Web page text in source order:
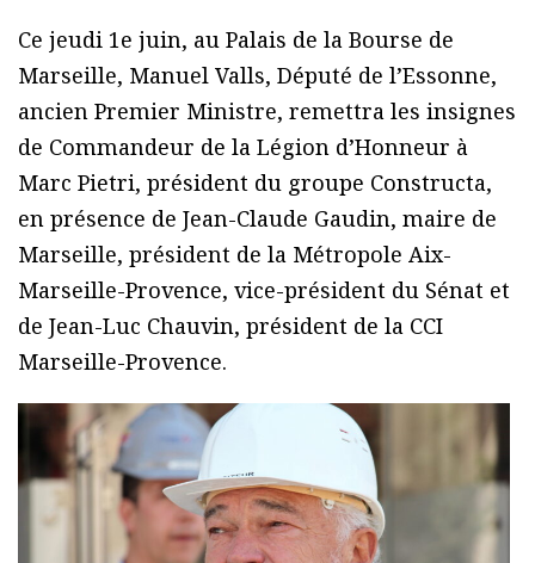
Ce jeudi 1e juin, au Palais de la Bourse de
Marseille, Manuel Valls, Député de l’Essonne,
ancien Premier Ministre, remettra les insignes
de Commandeur de la Légion d’Honneur à
Marc Pietri, président du groupe Constructa,
en présence de Jean-Claude Gaudin, maire de
Marseille, président de la Métropole Aix-
Marseille-Provence, vice-président du Sénat et
de Jean-Luc Chauvin, président de la CCI
Marseille-Provence.